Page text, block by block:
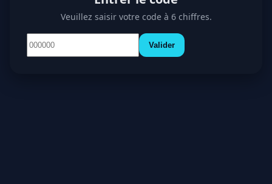
Veuillez saisir votre code à 6 chiffres.
Valider